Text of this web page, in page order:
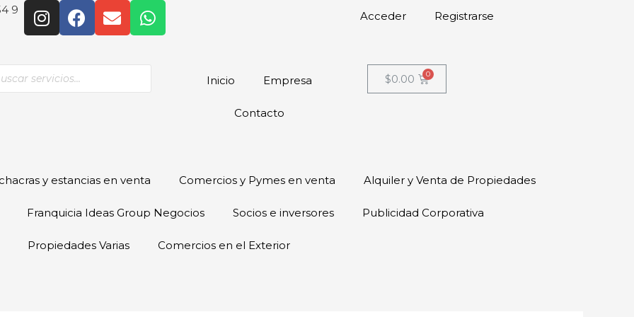
9 Acceder Registrarse
Inicio Empresa
Contacto
$0.00
y estancias en venta Comercios y Pymes en venta Alquiler y Venta de Propiedades
Franquicia Ideas Group Negocios Socios e inversores Publicidad Corporativa
Propiedades Varias Comercios en el Exterior